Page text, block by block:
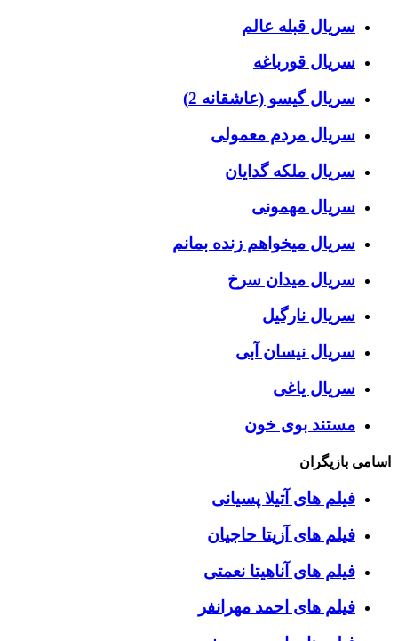
سریال قبله عالم
سریال قورباغه
سریال گیسو (عاشقانه 2)
سریال مردم معمولی
سریال ملکه گدایان
سریال مهمونی
سریال میخواهم زنده بمانم
سریال میدان سرخ
سریال نارگیل
سریال نیسان آبی
سریال یاغی
مستند بوی خون
اسامی بازیگران
فیلم های آتیلا پسیانی
فیلم های آزیتا حاجیان
فیلم های آناهیتا نعمتی
فیلم های احمد مهرانفر